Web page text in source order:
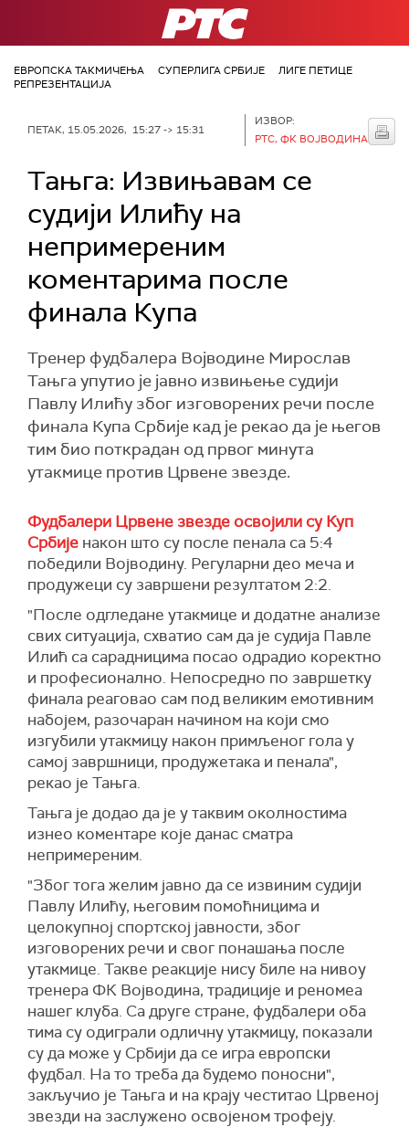
РТС
ЕВРОПСКА ТАКМИЧЕЊА СУПЕРЛИГА СРБИЈЕ
ЛИГЕ ПЕТИЦЕ
РЕПРЕЗЕНТАЦИЈА
ПЕТАК, 15.05.2026, 15:27 -> 15:31
ИЗВОР:
РТС, ФК ВОЈВОДИНА
Тањга: Извињавам се
судији Илићу на
непримереним
коментарима после
финала Купа
Тренер фудбалера Војводине Мирослав
Тањга упутио је јавно извињење судији
Павлу Илићу због изговорених речи после
финала Купа Србије кад је рекао да је његов
тим био поткрадан од првог минута
утакмице против Црвене звезде.
Фудбалери Црвене звезде освојили су Куп
Србије након што су после пенала са 5:4
победили Војводину. Регуларни део меча и
продужеци су завршени резултатом 2:2.
"После одгледане утакмице и додатне анализе
свих ситуација, схватио сам да је судија Павле
Илић са сарадницима посао одрадио коректно
и професионално. Непосредно по завршетку
финала реаговао сам под великим емотивним
набојем, разочаран начином на који смо
изгубили утакмицу након примљеног гола у
самој завршници, продужетака и пенала",
рекао је Тањга.
Тањга је додао да је у таквим околностима
изнео коментаре које данас сматра
непримереним.
"Због тога желим јавно да се извиним судији
Павлу Илићу, његовим помоћницима и
целокупној спортској јавности, због
изговорених речи и свог понашања после
утакмице. Такве реакције нису биле на нивоу
тренера ФК Војводина, традиције и реномеа
нашег клуба. Са друге стране, фудбалери оба
тима су одиграли одличну утакмицу, показали
су да може у Србији да се игра европски
фудбал. На то треба да будемо поносни",
закључио је Тањга и на крају честитао Црвеној
звезди на заслужено освојеном трофеју.